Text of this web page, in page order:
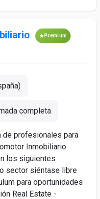
Premium
completa
de profesionales para
Inmobiliario
los siguientes
sector siéntase libre
para oportunidades
Real Estate -